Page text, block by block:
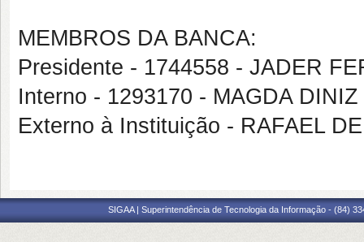
MEMBROS DA BANCA:
Presidente - 1744558 - JADER
Interno - 1293170 - MAGDA
Externo à Instituição - RAFAEL
SIGAA | Superintendência de Tecnologia da Informação - (84)